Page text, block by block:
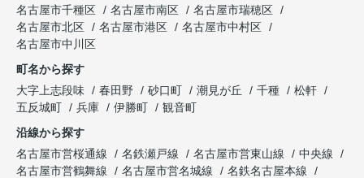
名古屋市千種区
名古屋市南区
名古屋市瑞穂区
名古屋市北区
名古屋市港区
名古屋市中村区
名古屋市中川区
町名から探す
大字上志段味
春田野 砂口町 潮見が丘 千種
松軒
五反城町
兵庫 伊勝町
観音町
沿線から探す
名古屋市営桜通線
名鉄瀬戸線 名古屋市営東山線
中央線
名古屋市営鶴舞線
名古屋市営名城線
名鉄名古屋本線